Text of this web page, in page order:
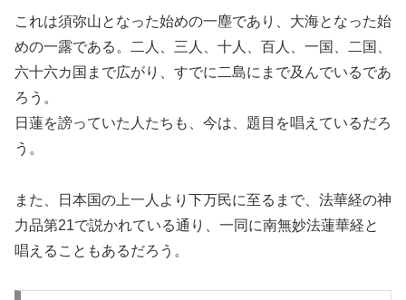
これは須弥山となった始めの一塵であり、大海となった始
めの一露である。二人、三人、十人、百人、一国、二国、
六十六カ国まで広がり、すでに二島にまで及んでいるであ
ろう。
日蓮を謗っていた人たちも、今は、題目を唱えているだろ
う。
また、日本国の上一人より下万民に至るまで、法華経の神
力品第21で説かれている通り、一同に南無妙法蓮華経と
唱えることもあるだろう。